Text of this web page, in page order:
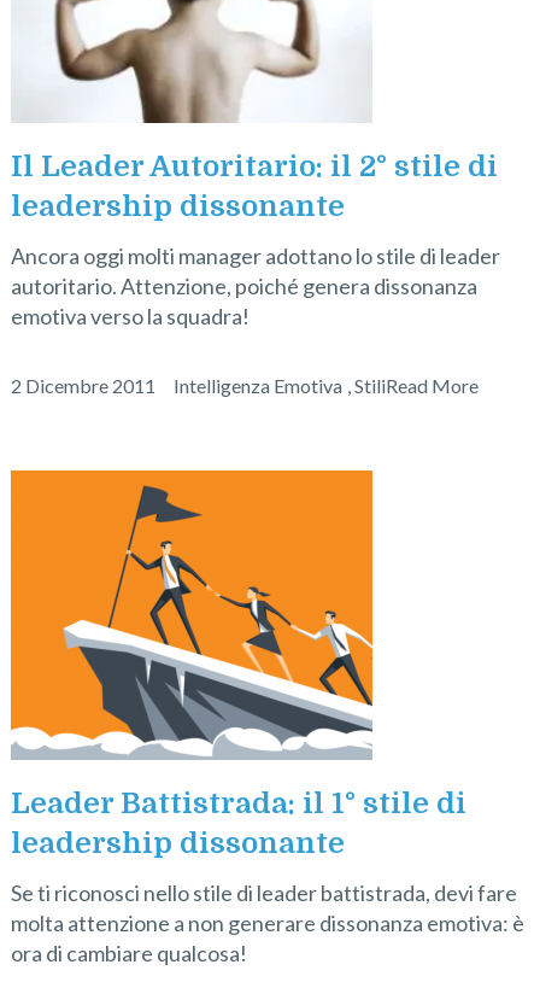
Il Leader Autoritario: il 2° stile di
leadership dissonante
Ancora oggi molti manager adottano lo stile di leader
autoritario. Attenzione, poiché genera dissonanza
emotiva verso la squadra!
2 Dicembre 2011 Intelligenza Emotiva ,StiliRead More
Leader Battistrada: il 1° stile di
leadership dissonante
Se ti riconosci nello stile di leader battistrada, devi fare
molta attenzione a non generare dissonanza emotiva: è
ora di cambiare qualcosa!